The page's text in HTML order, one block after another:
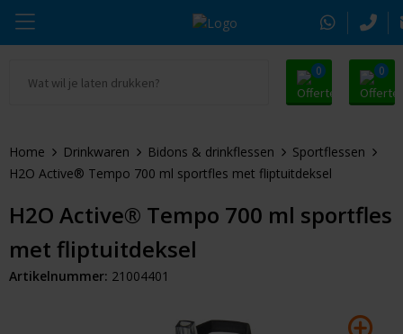
0 0
Drinkwaren
Tassen & Reizen
Alle promosnoepje
Zomer
Kerst
Thule
Alle merken
Home Drinkwaren Bidons & drinkflessen
Sportflessen
H2O Active® Tempo 700 ml sportfles met fliptuitdeksel
H2O Active® Tempo 700 ml sportfles
met fliptuitdeksel
Artikelnummer: 21004401